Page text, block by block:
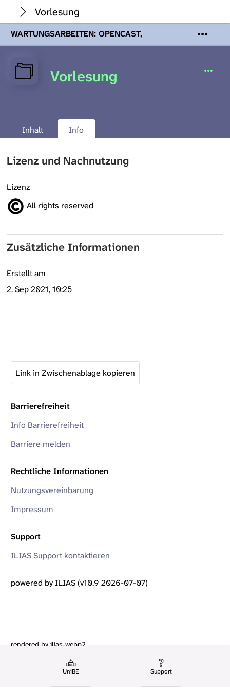
Vorlesung
WARTUNGSARBEITEN: OPENCAST,
PODCASTS & TOBIRA
Mi 19. August
Wartungsarbeiten an den Opencast-
Servern werden Ihnen Podcasts,
Opencast-Videos und Tobira nicht zur
UniBE Support
Vorlesung
Inhalt Info
Lizenz und Nachnutzung
Lizenz
All rights reserved
Zusätzliche Informationen
Erstellt am
2. Sep 2021, 10:25
Link in Zwischenablage kopieren
Barrierefreiheit
Info Barrierefreiheit
Barriere melden
Rechtliche Informationen
Nutzungsvereinbarung
Impressum
Support
ILIAS Support kontaktieren
powered by ILIAS (v10.9 2026-07-07)
rendered by ilias-webp2